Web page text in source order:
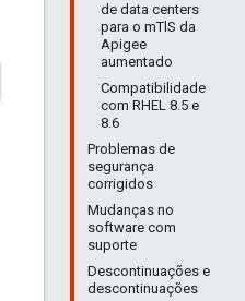
de data centers
para o mTlS da
Apigee
aumentado
Compatibilidade
com RHEL 8.5 e
8.6
Problemas de
segurança
corrigidos
Mudanças no
software com
suporte
Descontinuações e
descontinuações